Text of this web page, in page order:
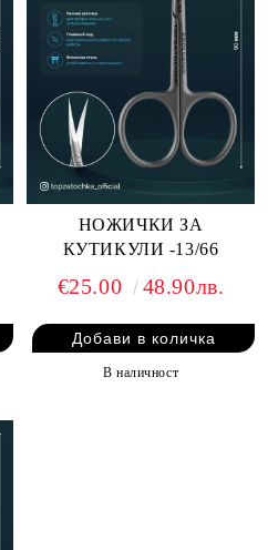
НОЖИЧКИ ЗА
КУТИКУЛИ -13/66
€25.00 48.90лв.
В наличност